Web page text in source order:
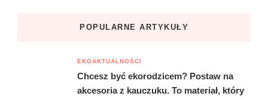
POPULARNE ARTYKUŁY
EKOAKTUALNOŚCI
Chcesz być ekorodzicem? Postaw na
akcesoria z kauczuku. To materiał, który